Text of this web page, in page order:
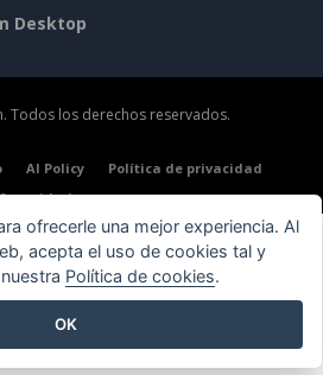
Desktop
Todos los derechos reservados.
AI Policy
Política de privacidad
Seguridad
ofrecerle una mejor experiencia. Al
acepta el uso de cookies tal y
Política de cookies.
OK